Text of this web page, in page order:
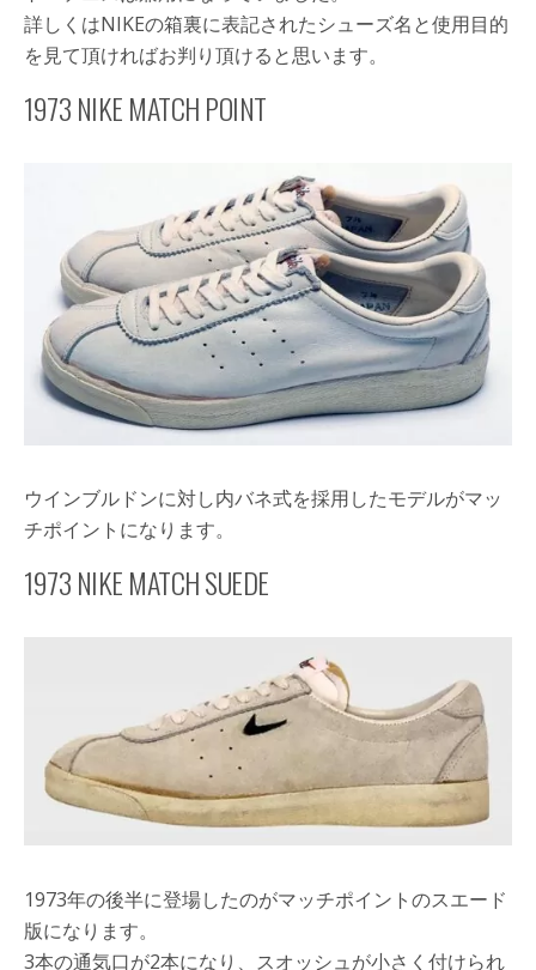
詳しくはNIKEの箱裏に表記されたシューズ名と使用目的
を見て頂ければお判り頂けると思います。
1973 NIKE MATCH POINT
ウインブルドンに対し内バネ式を採用したモデルがマッ
チポイントになります。
1973 NIKE MATCH SUEDE
1973年の後半に登場したのがマッチポイントのスエード
版になります。
3本の通気口が2本になり、スオッシュが小さく付けられ